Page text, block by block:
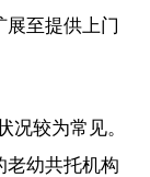
展至提供上门
况较为常见。
老幼共托机构